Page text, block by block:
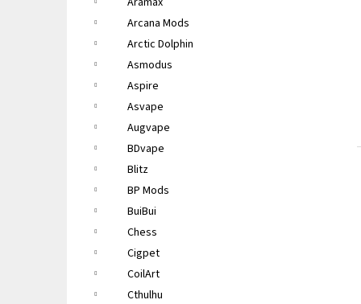
Arcana Mods
Arctic Dolphin
Asmodus
Aspire
Asvape
Augvape
BDvape
Blitz
BP Mods
BuiBui
Chess
Cigpet
CoilArt
Cthulhu